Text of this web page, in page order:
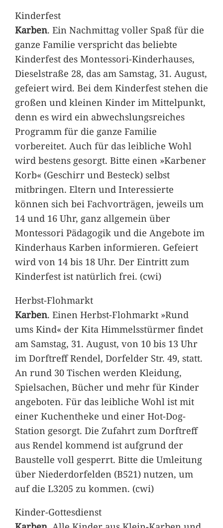
Kinderfest
Karben. Ein Nachmittag voller Spaß für die
ganze Familie verspricht das beliebte
Kinderfest des Montessori-Kinderhauses,
Dieselstraße 28, das am Samstag, 31. August,
gefeiert wird. Bei dem Kinderfest stehen die
großen und kleinen Kinder im Mittelpunkt,
denn es wird ein abwechslungsreiches
Programm für die ganze Familie
vorbereitet. Auch für das leibliche Wohl
wird bestens gesorgt. Bitte einen »Karbener
Korb« (Geschirr und Besteck) selbst
mitbringen. Eltern und Interessierte
können sich bei Fachvorträgen, jeweils um
14 und 16 Uhr, ganz allgemein über
Montessori Pädagogik und die Angebote im
Kinderhaus Karben informieren. Gefeiert
wird von 14 bis 18 Uhr. Der Eintritt zum
Kinderfest ist natürlich frei. (cwi)
Herbst-Flohmarkt
Karben. Einen Herbst-Flohmarkt »Rund
ums Kind« der Kita Himmelsstürmer findet
am Samstag, 31. August, von 10 bis 13 Uhr
im Dorftreff Rendel, Dorfelder Str. 49, statt.
An rund 30 Tischen werden Kleidung,
Spielsachen, Bücher und mehr für Kinder
angeboten. Für das leibliche Wohl ist mit
einer Kuchentheke und einer Hot-Dog-
Station gesorgt. Die Zufahrt zum Dorftreff
aus Rendel kommend ist aufgrund der
Baustelle voll gesperrt. Bitte die Umleitung
über Niederdorfelden (B521) nutzen, um
auf die L3205 zu kommen. (cwi)
Kinder-Gottesdienst